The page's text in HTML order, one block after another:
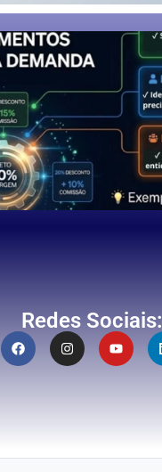
Redes Sociais: